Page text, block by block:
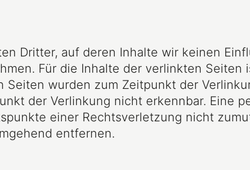
Dritter, auf deren Inhalte wir keinen
Für die Inhalte der verlinkten
wurden zum Zeitpunkt der
der Verlinkung nicht erkennbar. Eine
einer Rechtsverletzung nicht
entfernen.